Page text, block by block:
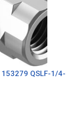
153279 QSLF-1/4-